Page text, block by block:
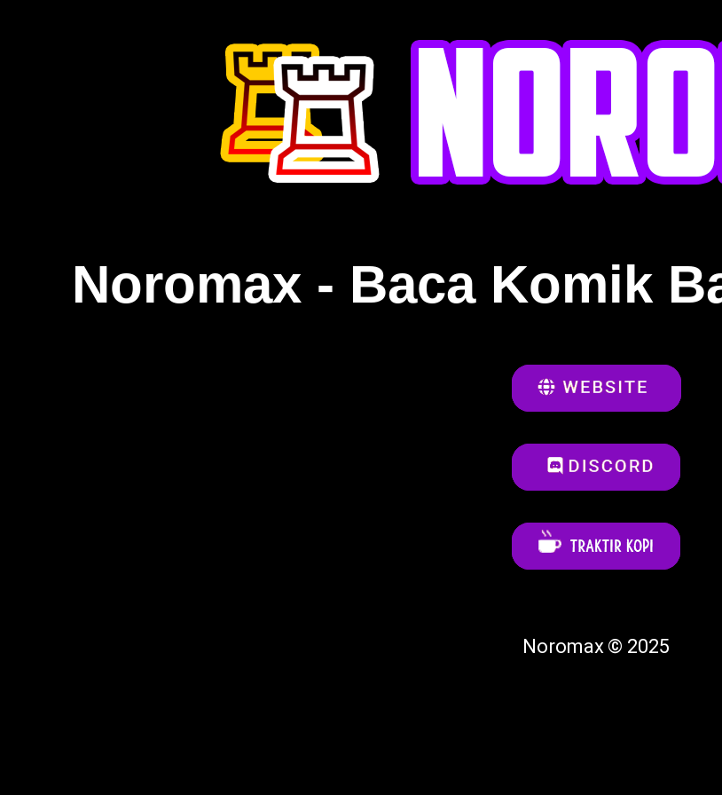
Noromax - Baca Komik
Noromax © 2025